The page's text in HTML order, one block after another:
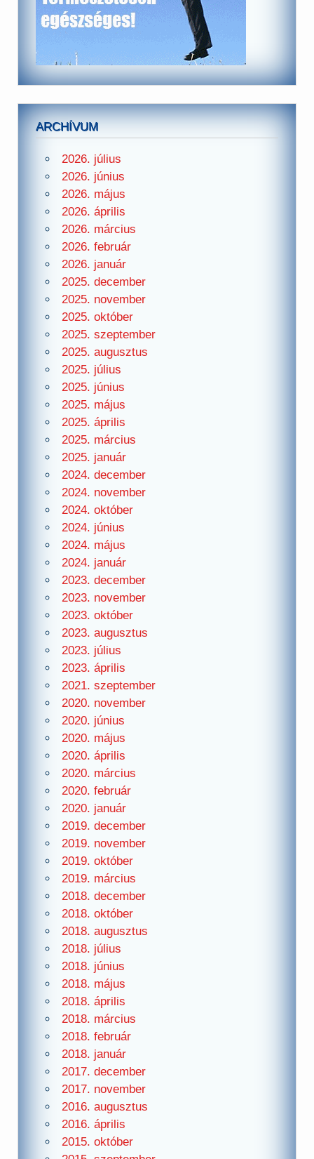
ARCHÍVUM
2026. július
2026. június
2026. május
2026. április
2026. március
2026. február
2026. január
2025. december
2025. november
2025. október
2025. szeptember
2025. augusztus
2025. július
2025. június
2025. május
2025. április
2025. március
2025. január
2024. december
2024. november
2024. október
2024. június
2024. május
2024. január
2023. december
2023. november
2023. október
2023. augusztus
2023. július
2023. április
2021. szeptember
2020. november
2020. június
2020. május
2020. április
2020. március
2020. február
2020. január
2019. december
2019. november
2019. október
2019. március
2018. december
2018. október
2018. augusztus
2018. július
2018. június
2018. május
2018. április
2018. március
2018. február
2018. január
2017. december
2017. november
2016. augusztus
2016. április
2015. október